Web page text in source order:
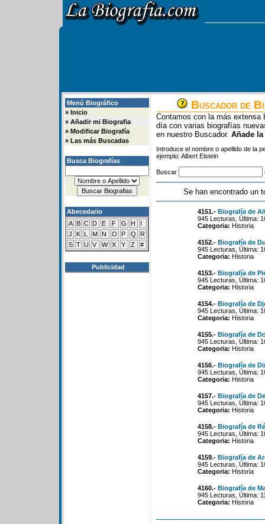
Menú Biográfico
» Inicio
» Añadir mi Biografia
» Modificar Biografía
» Las más Buscadas
Busca Biografías
Abecedario
A B C D E F G H
I
J
K L M N O P Q
R
S T U V W X Y Z #
Publicidad
Buscador de
Contamos con la más extensa
día con varias biografías
en nuestro Buscador. Añade
Introduce el nombre o apellido de la
ejemplo: Albert Eistein
Buscar
Se han encontrado un
4151.- Biografía de
945 Lecturas, Última:
Categoria: Historia
4152.- Biografía de
945 Lecturas, Última:
Categoria: Historia
4153.- Biografía de
945 Lecturas, Última:
Categoria: Historia
4154.- Biografía de
945 Lecturas, Última:
Categoria: Historia
4155.- Biografía de
945 Lecturas, Última:
Categoria: Historia
4156.- Biografía de
945 Lecturas, Última:
Categoria: Historia
4157.- Biografía de
945 Lecturas, Última:
Categoria: Historia
4158.- Biografía de
945 Lecturas, Última:
Categoria: Historia
4159.- Biografía de
945 Lecturas, Última:
Categoria: Historia
4160.- Biografía de
945 Lecturas, Última:
Categoria: Historia